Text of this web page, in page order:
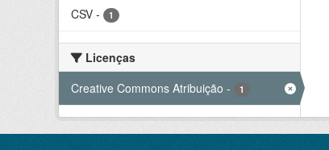
CSV - 1
Licenças
Creative Commons Atribuição - 1